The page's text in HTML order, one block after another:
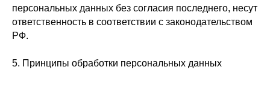
персональных данных без согласия последнего, несут
ответственность в соответствии с законодательством
РФ.
5. Принципы обработки персональных данных